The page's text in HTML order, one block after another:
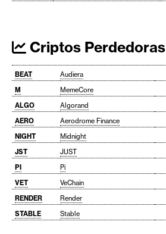
Criptos Perdedoras
BEAT Audiera
M
MemeCore
ALGO
Algorand
AERO
Aerodrome Finance
NIGHT
Midnight
JST
JUST
PI
Pi
VET
VeChain
RENDER
Render
STABLE
Stable